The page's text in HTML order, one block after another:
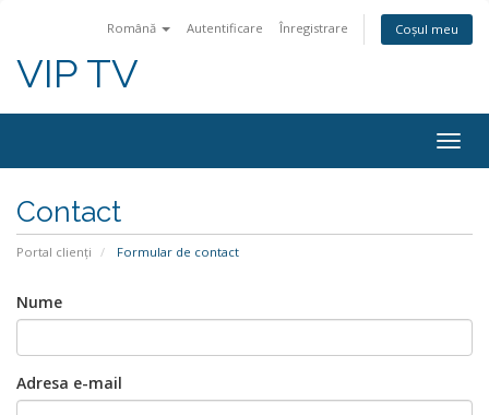
Română Autentificare Înregistrare Coșul meu
VIP TV
Contact
Portal clienți Formular de contact
Nume
Adresa e-mail